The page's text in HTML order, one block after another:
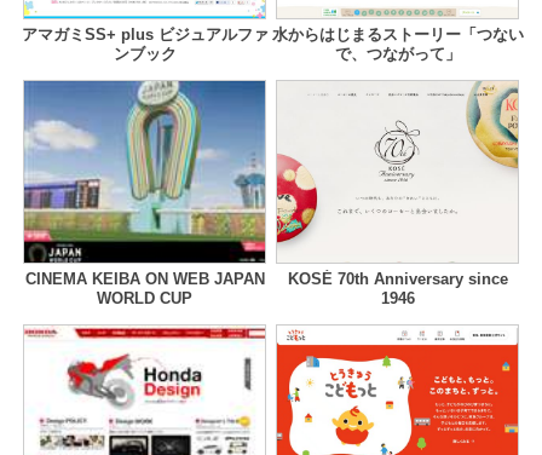
アマガミSS+ plus ビジュアルファ
ンブック
水からはじまるストーリー「つない
で、つながって」
CINEMA KEIBA ON WEB JAPAN
WORLD CUP
KOSÉ 70th Anniversary since
1946